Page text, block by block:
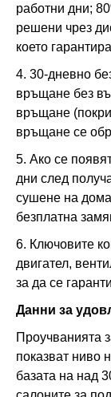
работни дни;
решени чрез
което
4. 30-дневно
връщане без
връщане
връщане се
5. Ако се
дни след
сушене на
безплатна
6. Ключовите
двигател,
за да се
Данни за
Проучванията
показват ниво
базата на над